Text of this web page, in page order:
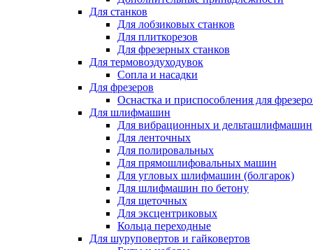
Для станков
Для лобзиковых станков
Для плиткорезов
Для фрезерных станков
Для термовоздуходувок
Сопла и насадки
Для фрезеров
Оснастка и приспособления для
Для шлифмашин
Для вибрационных и дельташлифмашин
Для ленточных
Для полировальных
Для прямошлифовальных машин
Для угловых шлифмашин (болгарок)
Для шлифмашин по бетону
Для щеточных
Для эксцентриковых
Кольца переходные
Для шуруповертов и гайковертов